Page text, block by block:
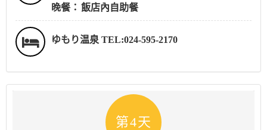
晚餐： 飯店內自助餐
ゆもり温泉 TEL:024-595-2170
第4天